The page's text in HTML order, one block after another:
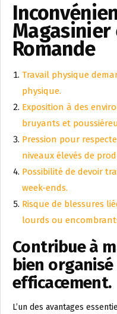
Magasinier
Romande
Travail physique
physique.
Exposition à des
bruyants et
Pression pour
niveaux élevés de
Possibilité de devoir
week-ends.
Risque de blessures
lourds ou
Contribue à
bien
efficacement.
L’un des avantages